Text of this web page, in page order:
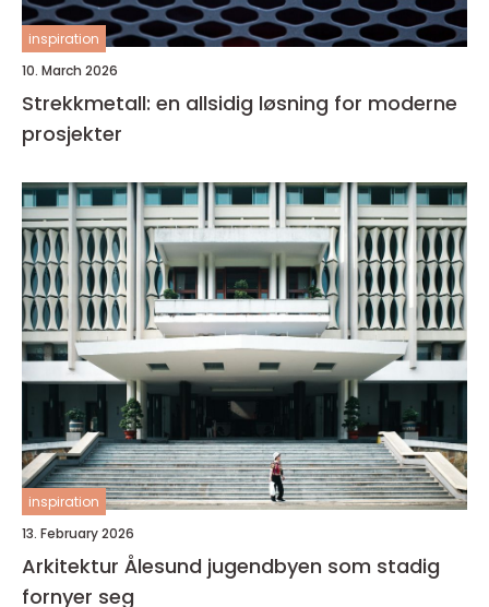
inspiration
10. March 2026
Strekkmetall: en allsidig løsning for moderne
prosjekter
inspiration
13. February 2026
Arkitektur Ålesund jugendbyen som stadig
fornyer seg